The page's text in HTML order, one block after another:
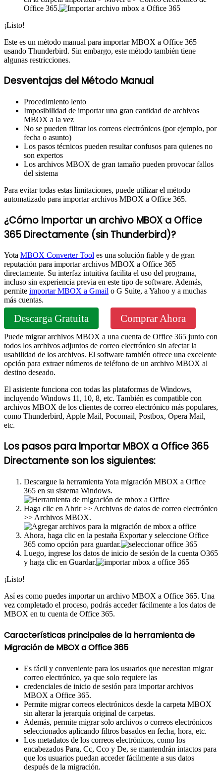
Office 365.
¡Listo!
Este es un método manual para importar MBOX a Office 365
usando Thunderbird. Sin embargo, este método también tiene
algunas restricciones.
Desventajas del Método Manual
Procedimiento lento
Imposibilidad de importar una gran cantidad de archivos
MBOX a la vez
No se pueden filtrar los correos electrónicos (por ejemplo, por
fecha o asunto)
Los pasos técnicos pueden resultar confusos para quienes no
son expertos
Los archivos MBOX de gran tamaño pueden provocar fallos
del sistema
Para evitar todas estas limitaciones, puede utilizar el método
automatizado para importar archivos MBOX a Office 365.
¿Cómo Importar un archivo MBOX a Office
365 Directamente (sin Thunderbird)?
Yota MBOX Converter Tool es una solución fiable y de gran
reputación para importar archivos MBOX a Office 365
directamente. Su interfaz intuitiva facilita el uso del programa,
incluso sin experiencia previa en este tipo de software. Además,
permite importar MBOX a Gmail o G Suite, a Yahoo y a muchas
más cuentas.
Descarga Gratuita Comprar Ahora
Puede migrar archivos MBOX a una cuenta de Office 365 junto con
todos los archivos adjuntos de correo electrónico sin afectar la
usabilidad de los archivos. El software también ofrece una excelente
opción para extraer números de teléfono de un archivo MBOX al
destino deseado.
El asistente funciona con todas las plataformas de Windows,
incluyendo Windows 11, 10, 8, etc. También es compatible con
archivos MBOX de los clientes de correo electrónico más populares,
como Thunderbird, Apple Mail, Pocomail, Postbox, Opera Mail,
etc.
Los pasos para Importar MBOX a Office 365
Directamente son los siguientes:
Descargue la herramienta Yota migración MBOX a Office
365 en su sistema Windows.
Haga clic en Abrir >> Archivos de datos de correo electrónico
>> Archivos MBOX.
Ahora, haga clic en la pestaña Exportar y seleccione Office
365 como opción para guardar.
Luego, ingrese los datos de inicio de sesión de la cuenta O365
y haga clic en Guardar.
¡Listo!
Así es como puedes importar un archivo MBOX a Office 365. Una
vez completado el proceso, podrás acceder fácilmente a los datos de
MBOX en tu cuenta de Office 365.
Características principales de la herramienta de
Migración de MBOX a Office 365
Es fácil y conveniente para los usuarios que necesitan migrar
correo electrónico, ya que solo requiere las
credenciales de inicio de sesión para importar archivos
MBOX a Office 365.
Permite migrar correos electrónicos desde la carpeta MBOX
sin alterar la jerarquía original de carpetas.
Además, permite migrar solo archivos o correos electrónicos
seleccionados aplicando filtros basados en fecha, hora, etc.
Los metadatos de los correos electrónicos, como los
encabezados Para, Cc, Cco y De, se mantendrán intactos para
que los usuarios puedan acceder fácilmente a sus datos
después de la migración.